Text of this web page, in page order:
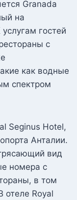
Granada
на
гостей
с
как водные
спектром
Seginus Hotel,
Анталии.
вид
номера с
в том
отеле Royal